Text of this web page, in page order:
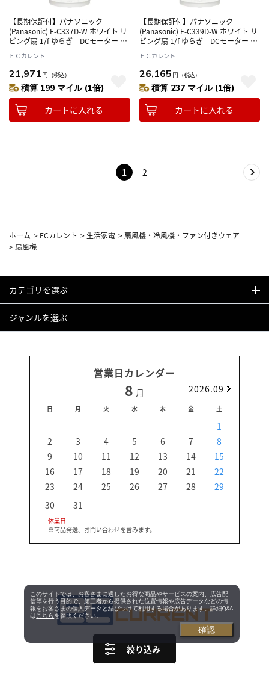
【長期保証付】パナソニック
(Panasonic) F-C337D-W ホワイト リ
ビング扇 1/f ゆらぎ DCモーター 7
気代対策 心地よい風
ＥＣカレント
21,971 円 （税込）
積算 199 マイル (1倍)
カートに入れる
【長期保証付】パナソニック
(Panasonic) F-C339D-W ホワイト リ
ビング扇 1/f ゆらぎ DCモーター 9
気代対策 心地よい風
ＥＣカレント
26,165 円 （税込）
積算 237 マイル (1倍)
カートに入れる
1 2
ホーム > ECカレント > 生活家電 > 扇風機・冷風機・ファン付きウェア
> 扇風機
カテゴリを選ぶ
ジャンルを選ぶ
絞り込み
営業日カレンダー
8 月 2026.09
日 月 火 水 木 金 土
1
2
3 4 5 6 7
8
9
10 11 12 13 14
15
16
17 18 19 20 21
22
23
24 25 26 27 28
29
30
31
休業日
※商品発送、お問い合わせを含みます。
このサイトでは、お客さまに適したお得な商品やサービスの案内、広告配
信等を行う目的で、第三者から提供された位置情報や広告データなどの情
報をお客さまの個人データと結びつけて利用する場合があります。詳細Q&A
は こちらを参照ください。
確認